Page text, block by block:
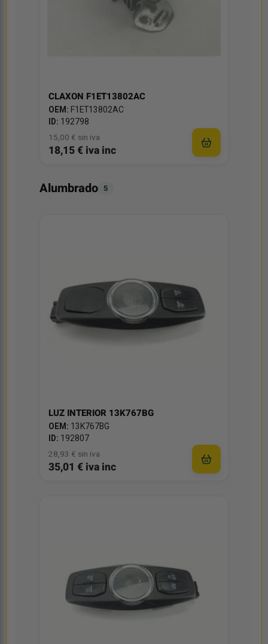
CLAXON F1ET13802AC
OEM: F1ET13802AC
ID: 192798
15,00 € sin iva
18,15 € iva inc
Alumbrado 5
LUZ INTERIOR 13K767BG
OEM: 13K767BG
ID: 192807
28,93 € sin iva
35,01 € iva inc